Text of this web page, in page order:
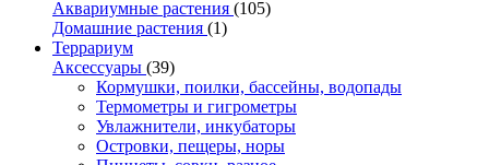
Аквариумные растения (105)
Домашние растения (1)
Террариум
Аксессуары (39)
Кормушки, поилки, бассейны, водопады
Термометры и гигрометры
Увлажнители, инкубаторы
Островки, пещеры, норы